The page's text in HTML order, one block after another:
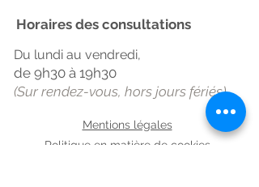
Horaires des consultations
Du lundi au vendredi,
de 9h30 à 19h30
(Sur rendez-vous, hors jours fériés)
Mentions légales
Politique en matière de cookies